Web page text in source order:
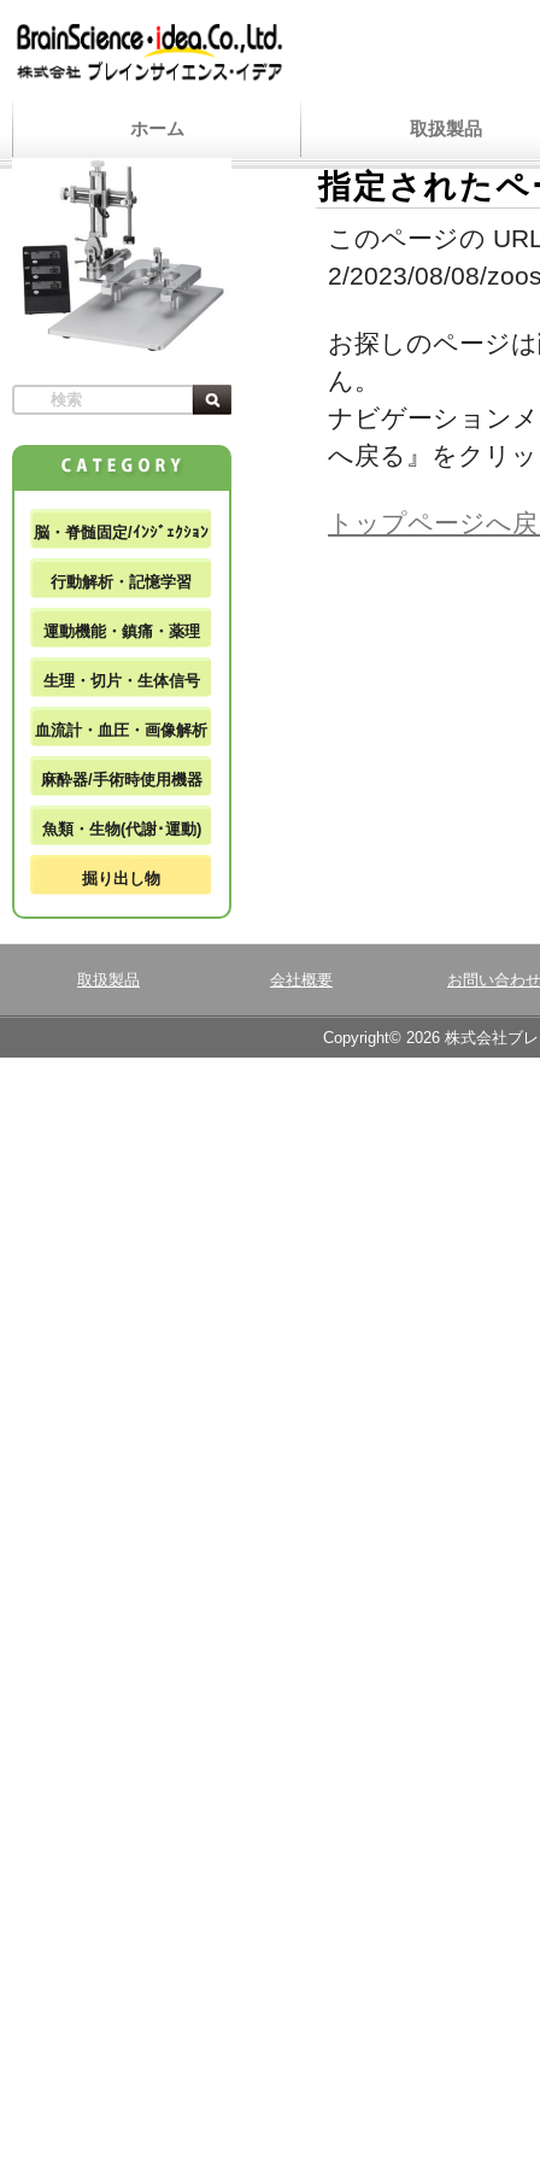
ホーム 取扱製品
指定された
このページの
2/2023/08/08/
お探しのページ
ん。
ナビゲーション
へ戻る』をクリ
トップページへ
脳・脊髄固定/ｲﾝｼﾞｪｸｼｮﾝ
行動解析・記憶学習
運動機能・鎮痛・薬理
生理・切片・生体信号
血流計・血圧・画像解析
麻酔器/手術時使用機器
魚類・生物(代謝･運動)
掘り出し物
取扱製品 会社概要 お問い合わせ
Copyright© 2026 株式会社ブ